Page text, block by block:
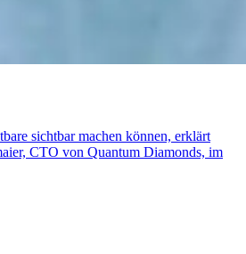
sichtbar machen können, erklärt
CTO von Quantum Diamonds, im